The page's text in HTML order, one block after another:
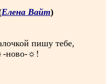
Елена Вайт)
пишу тебе,
ново-☼!